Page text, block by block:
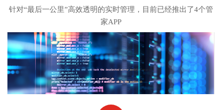
针对“最后一公里”高效透明的实时管理，目前已经推出了4个管
家APP